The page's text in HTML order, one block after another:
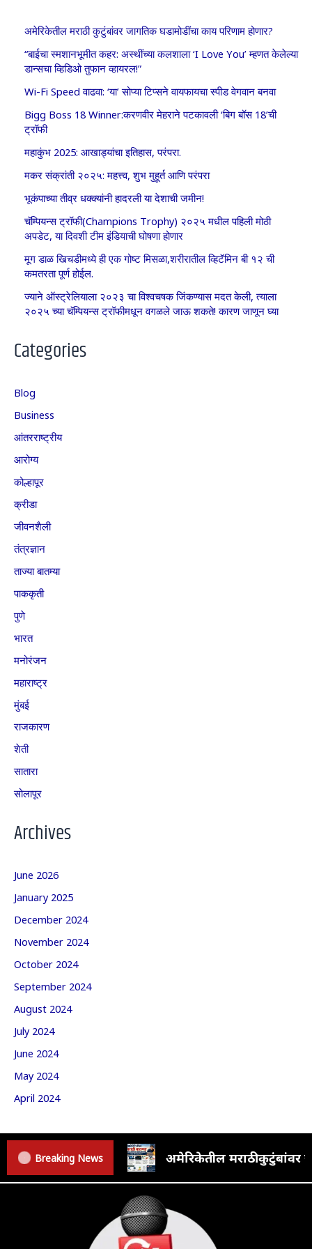
अमेरिकेतील मराठी कुटुंबांवर जागतिक घडामोडींचा काय परिणाम होणार?
“बाईचा स्मशानभूमीत कहर: अस्थींच्या कलशाला ‘I Love You’ म्हणत केलेल्या
डान्सचा व्हिडिओ तुफान व्हायरल!”
Wi-Fi Speed वाढवा: ‘या’ सोप्या टिप्सने वायफायचा स्पीड वेगवान बनवा
Bigg Boss 18 Winner:करणवीर मेहराने पटकावली ‘बिग बॉस 18’ची
ट्रॉफी
महाकुंभ 2025: आखाड्यांचा इतिहास, परंपरा.
मकर संक्रांती २०२५: महत्त्व, शुभ मुहूर्त आणि परंपरा
भूकंपाच्या तीव्र धक्क्यांनी हादरली या देशाची जमीन!
चॅम्पियन्स ट्रॉफी(Champions Trophy) २०२५ मधील पहिली मोठी
अपडेट, या दिवशी टीम इंडियाची घोषणा होणार
मूग डाळ खिचडीमध्ये ही एक गोष्ट मिसळा,शरीरातील व्हिटॅमिन बी १२ ची
कमतरता पूर्ण होईल.
ज्याने ऑस्ट्रेलियाला २०२३ चा विश्वचषक जिंकण्यास मदत केली, त्याला
२०२५ च्या चॅम्पियन्स ट्रॉफीमधून वगळले जाऊ शकते! कारण जाणून घ्या
Categories
Blog
Business
आंतरराष्ट्रीय
आरोग्य
कोल्हापूर
क्रीडा
जीवनशैली
तंत्रज्ञान
ताज्या बातम्या
पाककृती
पुणे
भारत
मनोरंजन
महाराष्ट्र
मुंबई
राजकारण
शेती
सातारा
सोलापूर
Archives
June 2026
January 2025
December 2024
November 2024
October 2024
September 2024
August 2024
July 2024
June 2024
May 2024
April 2024
Breaking News अमेरिकेतील मराठी कुटुंबांवर